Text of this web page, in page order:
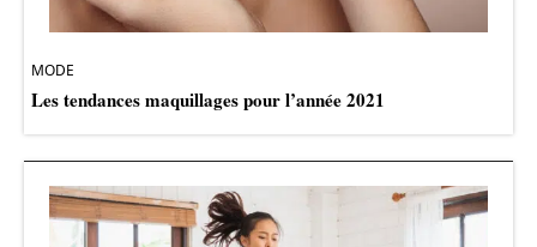
MODE
Les tendances maquillages pour l’année 2021